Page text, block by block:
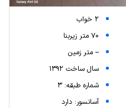
2 خواب
70 متر زیربنا
-- متر زمین
سال ساخت 1392
شماره طبقه: 3
آسانسور: دارد